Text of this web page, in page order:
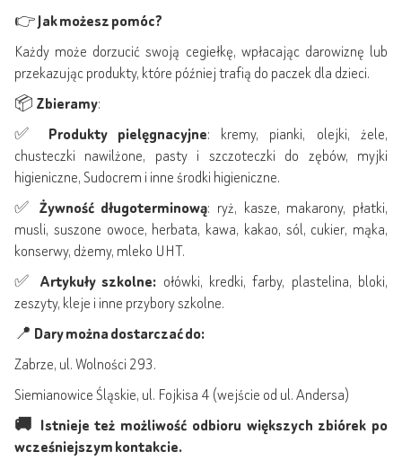
👉Jak możesz pomóc?
Każdy może dorzucić swoją cegiełkę, wpłacając darowiznę lub
przekazując produkty, które później trafią do paczek dla dzieci.
📦 Zbieramy:
✅ Produkty pielęgnacyjne: kremy, pianki, olejki, żele,
chusteczki nawilżone, pasty i szczoteczki do zębów, myjki
higieniczne, Sudocrem i inne środki higieniczne.
✅Żywność długoterminową: ryż, kasze, makarony, płatki,
musli, suszone owoce, herbata, kawa, kakao, sól, cukier, mąka,
konserwy, dżemy, mleko UHT.
✅ Artykuły szkolne: ołówki, kredki, farby, plastelina, bloki,
zeszyty, kleje i inne przybory szkolne.
📍 Dary można dostarczać do:
Zabrze, ul. Wolności 293.
Siemianowice Śląskie, ul. Fojkisa 4 (wejście od ul. Andersa)
🚚 Istnieje też możliwość odbioru większych zbiórek po
wcześniejszym kontakcie.